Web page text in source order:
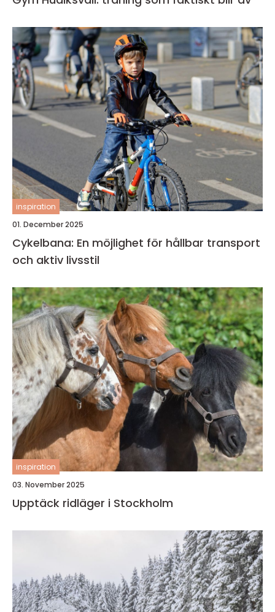
inspiration
01. December 2025
Cykelbana: En möjlighet för hållbar transport
och aktiv livsstil
inspiration
03. November 2025
Upptäck ridläger i Stockholm